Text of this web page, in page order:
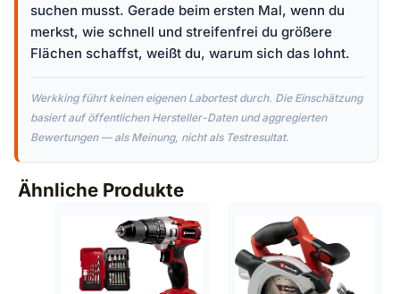
suchen musst. Gerade beim ersten Mal, wenn du
merkst, wie schnell und streifenfrei du größere
Flächen schaffst, weißt du, warum sich das lohnt.
Werkking führt keinen eigenen Labortest durch. Die Einschätzung
basiert auf öffentlichen Hersteller-Daten und aggregierten
Bewertungen — als Meinung, nicht als Testresultat.
Ähnliche Produkte